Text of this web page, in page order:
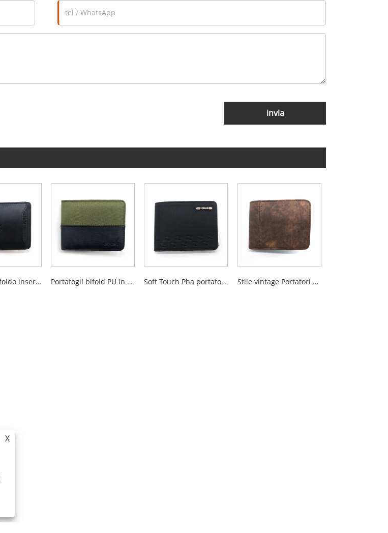
invia
Portafogli bifoldo inseriti per titoli di carta rimovibili per uomini Portafogli bifold PU in poliestere per uomini Soft Touch Pha portafogli bifold per uomini Stile vintage Portatori Bifold PU per uomini
X